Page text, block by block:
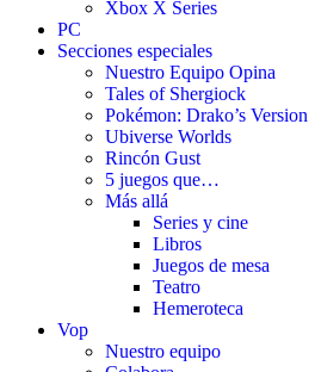
Xbox X Series
PC
Secciones especiales
Nuestro Equipo Opina
Tales of Shergiock
Pokémon: Drako’s Version
Ubiverse Worlds
Rincón Gust
5 juegos que…
Más allá
Series y cine
Libros
Juegos de mesa
Teatro
Hemeroteca
Vop
Nuestro equipo